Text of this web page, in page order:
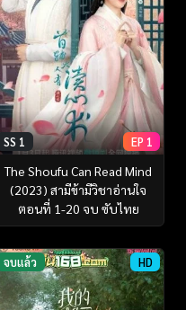
SS 1 EP 1
The Shoufu Can Read Mind
(2023) สามีข้ามีวิชาอ่านใจ
ตอนที่ 1-20 จบ ซับไทย
จบแล้ว HD